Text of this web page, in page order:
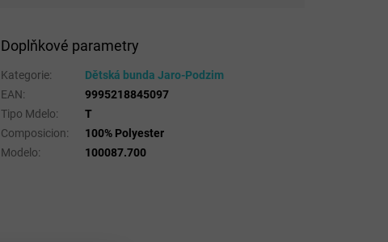
Doplňkové parametry
Kategorie:
Dětská bunda Jaro-Podzim
EAN:
9995218845097
Tipo Mdelo:
T
Composicion:
100% Polyester
Modelo: 100087.700